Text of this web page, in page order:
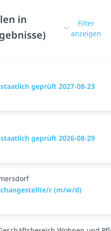
in
Filter
anzeigen
geprüft 2027-08-23
geprüft 2026-08-29
r (m/w/d)